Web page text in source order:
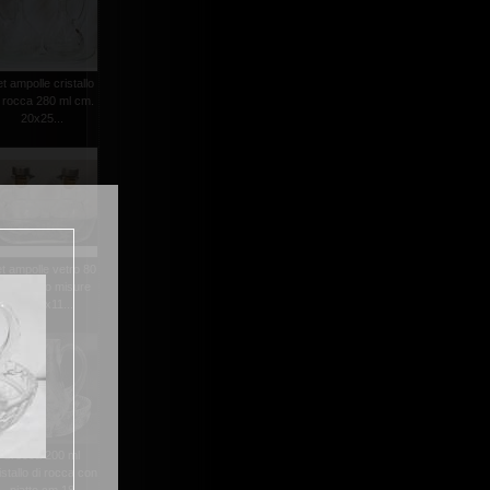
ampolle cristallo
rocca 280 ml cm.
20x25...